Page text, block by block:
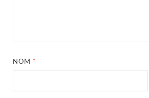
NOM*